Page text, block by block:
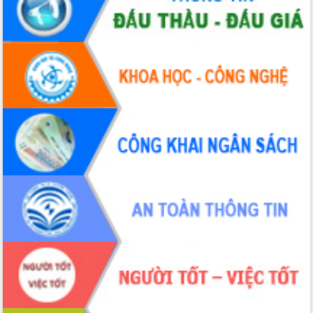
Xây dựng nông thôn mới: Nâng cao đời
sống người dân từ những mô hình thiết
thực
Quyết liệt tháo gỡ vướng mắc, đẩy
nhanh tiến độ các dự án trọng điểm
trong Khu kinh tế Nam Phú Yên
Hòn Yến phát triển du lịch gắn với bảo
tồn biển
Lấy ý kiến điều chỉnh Quy hoạch tỉnh
Đắk Lắk thời kỳ 2021-2030, tầm nhìn
đến năm 2050
Phát động chiến dịch 30 ngày đêm
giải phóng mặt bằng Tuyến đường bộ
ven biển
Đắk Lắk nỗ lực thúc đẩy tăng trưởng
kinh tế từ 10% trở lên trong Quý
II/2026
Đắk Lắk ký kết thỏa thuận hợp tác về
chuyển đổi số giai đoạn 2026 – 2030
với Tập đoàn Bưu chính Viễn thông
Việt Nam